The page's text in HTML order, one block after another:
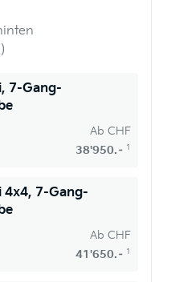
7-Gang-
Ab CHF
38'950.– 1
4x4, 7-Gang-
Ab CHF
41'650.– 1